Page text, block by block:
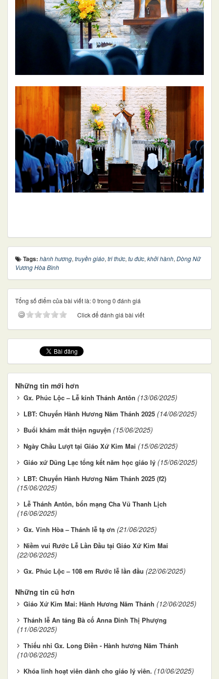
Tags: hành hương, truyền giáo, tri thức, tu đức, khởi hành, Dòng Nữ
Vương Hòa Bình
Tổng số điểm của bài viết là: 0 trong 0 đánh giá
Click để đánh giá bài viết
Những tin mới hơn
Gx. Phúc Lộc – Lễ kính Thánh Antôn (13/06/2025)
LBT: Chuyến Hành Hương Năm Thánh 2025 (14/06/2025)
Buổi khám mắt thiện nguyện (15/06/2025)
Ngày Chầu Lượt tại Giáo Xứ Kim Mai (15/06/2025)
Giáo xứ Dũng Lạc tổng kết năm học giáo lý (15/06/2025)
LBT: Chuyến Hành Hương Năm Thánh 2025 (f2)
(15/06/2025)
Lễ Thánh Antôn, bổn mạng Cha Vũ Thanh Lịch
(16/06/2025)
Gx. Vinh Hòa – Thánh lễ tạ ơn (21/06/2025)
Niềm vui Rước Lễ Lần Đầu tại Giáo Xứ Kim Mai
(22/06/2025)
Gx. Phúc Lộc – 108 em Rước lễ lần đầu (22/06/2025)
Những tin cũ hơn
Giáo Xứ Kim Mai: Hành Hương Năm Thánh (12/06/2025)
Thánh lễ An táng Bà cố Anna Đinh Thị Phượng
(11/06/2025)
Thiếu nhi Gx. Long Điền - Hành hương Năm Thánh
(10/06/2025)
Khóa linh hoạt viên dành cho giáo lý viên. (10/06/2025)